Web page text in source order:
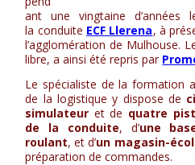
ant une vingtaine
la conduite ECF Llerena, à
l’agglomération de Mulhouse.
libre, a ainsi été repris par
Le spécialiste de la formation
de la logistique y dispose de
simulateur et de quatre
de la conduite, d’une
roulant, et d’un magasin-
préparation de commandes.